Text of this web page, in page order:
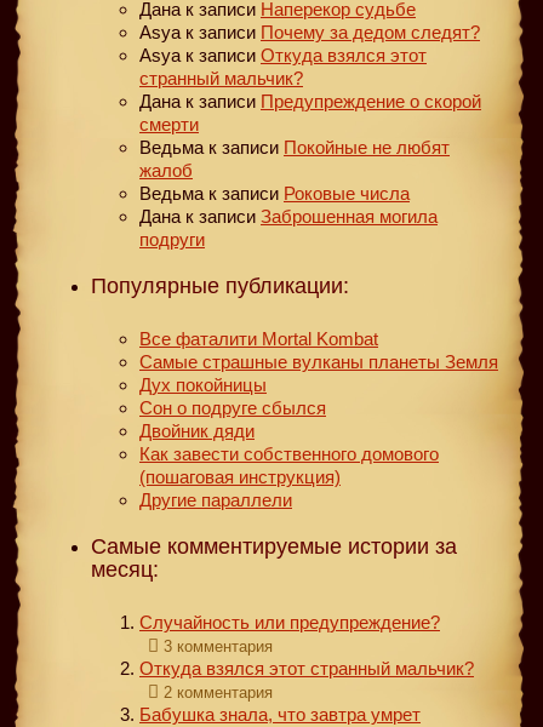
Дана к записи Наперекор судьбе
Asya к записи Почему за дедом следят?
Asya к записи Откуда взялся этот
странный мальчик?
Дана к записи Предупреждение о скорой
смерти
Ведьма к записи Покойные не любят
жалоб
Ведьма к записи Роковые числа
Дана к записи Заброшенная могила
подруги
Популярные публикации:
Все фаталити Mortal Kombat
Самые страшные вулканы планеты Земля
Дух покойницы
Сон о подруге сбылся
Двойник дяди
Как завести собственного домового
(пошаговая инструкция)
Другие параллели
Самые комментируемые истории за
месяц:
Случайность или предупреждение?
3 комментария
Откуда взялся этот странный мальчик?
2 комментария
Бабушка знала, что завтра умрет